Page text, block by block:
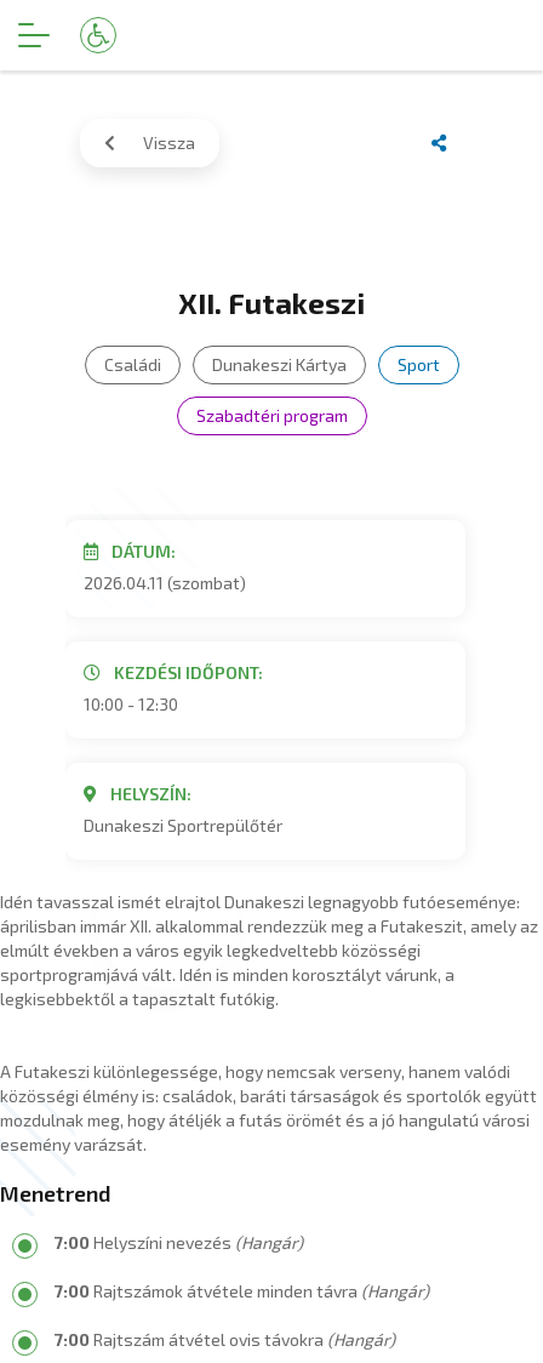
Vissza
XII. Futakeszi
Családi Dunakeszi Kártya Sport
Szabadtéri program
DÁTUM:
2026.04.11 (szombat)
KEZDÉSI IDŐPONT:
10:00 - 12:30
HELYSZÍN:
Dunakeszi Sportrepülőtér
Idén tavasszal ismét elrajtol Dunakeszi legnagyobb futóeseménye:
áprilisban immár XII. alkalommal rendezzük meg a Futakeszit, amely az
elmúlt években a város egyik legkedveltebb közösségi
sportprogramjává vált. Idén is minden korosztályt várunk, a
legkisebbektől a tapasztalt futókig.
A Futakeszi különlegessége, hogy nemcsak verseny, hanem valódi
közösségi élmény is: családok, baráti társaságok és sportolók együtt
mozdulnak meg, hogy átéljék a futás örömét és a jó hangulatú városi
esemény varázsát.
Menetrend
7:00 Helyszíni nevezés (Hangár)
7:00 Rajtszámok átvétele minden távra (Hangár)
7:00 Rajtszám átvétel ovis távokra (Hangár)